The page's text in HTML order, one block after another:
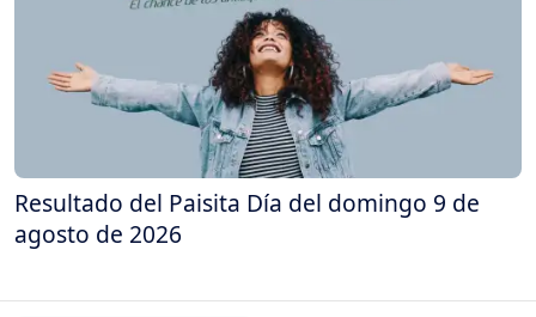
Resultado del Paisita Día del domingo 9 de
agosto de 2026